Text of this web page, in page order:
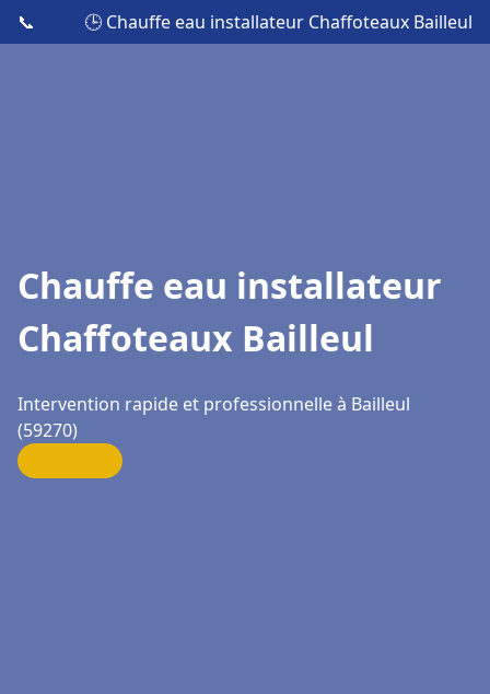
📞 🕒 Chauffe eau installateur Chaffoteaux Bailleul
Chauffe eau installateur
Chaffoteaux Bailleul
Intervention rapide et professionnelle à Bailleul
(59270)